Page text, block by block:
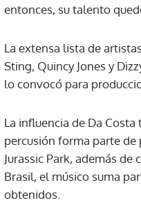
entonces, su talento
La extensa lista de
Sting, Quincy Jones y
lo convocó para
La influencia de Da
percusión forma parte de
Jurassic Park, además
Brasil, el músico suma
obtenidos.